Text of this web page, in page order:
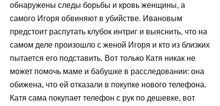
обнаружены следы борьбы и кровь женщины, а
самого Игоря обвиняют в убийстве. Ивановым
предстоит распутать клубок интриг и выяснить, что на
самом деле произошло с женой Игоря и кто из близких
пытается его подставить. Вот только Катя никак не
может помочь маме и бабушке в расследовании: она
обижена, что ей отказали в покупке нового телефона.
Катя сама покупает телефон с рук по дешевке, вот